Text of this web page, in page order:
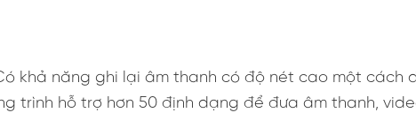
khả năng ghi lại âm thanh có độ nét cao một cách
trình hỗ trợ hơn 50 định dạng để đưa âm thanh,